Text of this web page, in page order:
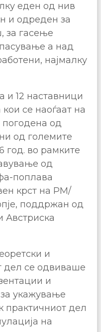
еден од нив
и одреден за
за гасење
а над
најмалку
и 12 наставници
се наоѓаат на
погодена од
од големите
год. во рамките
од
поплава
крст на РМ/
поддржан од
Австриска
и
дел се одвиваше
и
укажување
дел
на